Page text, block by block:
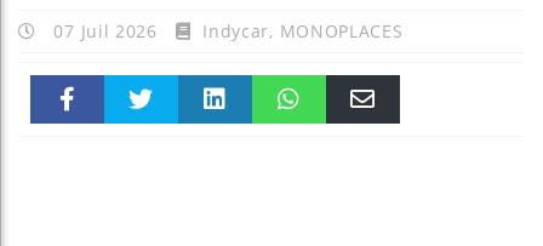
07 Juil 2026 Indycar, MONOPLACES